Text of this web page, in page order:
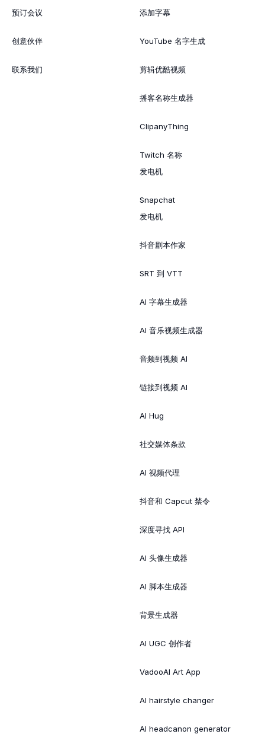
预订会议
创意伙伴
联系我们
添加字幕
YouTube 名字生成
剪辑优酷视频
播客名称生成器
ClipanyThing
Twitch 名称
发电机
Snapchat
发电机
抖音剧本作家
SRT 到 VTT
AI 字幕生成器
AI 音乐视频生成器
音频到视频 AI
链接到视频 AI
AI Hug
社交媒体条款
AI 视频代理
抖音和 Capcut 禁令
深度寻找 API
AI 头像生成器
AI 脚本生成器
背景生成器
AI UGC 创作者
VadooAI Art App
AI hairstyle changer
AI headcanon generator